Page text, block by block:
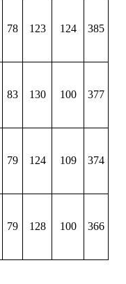
78 123 124 385
83 130 100 377
79 124 109 374
79 128 100 366